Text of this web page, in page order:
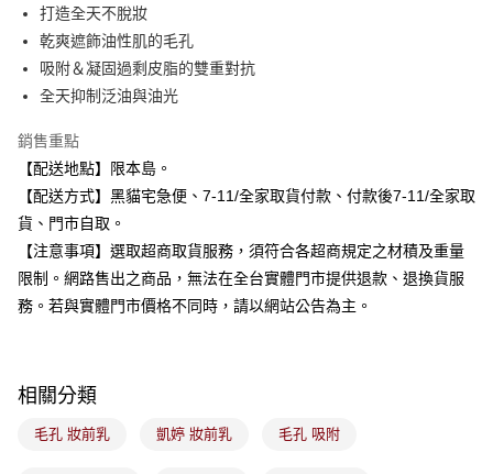
上海商業儲蓄銀行
國泰世華商業銀行
臺灣中小企業銀行
匯豐（台灣）商業銀行
聯邦商業銀行
元大商業銀行
台新國際商業銀行
台灣樂天信用卡公司
LINE Pay
Apple Pay
街口支付
悠遊付
Google Pay
全盈+PAY
大哥付你分期
相關說明
【大哥付你分期使用說明】
成交易。
4.訂單成立30分鐘內，如未前往確認交易或遇審核未通過，訂單將自動取
運送方式
打造全天不脫妝
乾爽遮飾油性肌的毛孔
吸附＆凝固過剩皮脂的雙重對抗
全天抑制泛油與油光
銷售重點
【配送地點】限本島。
【配送方式】黑貓宅急便、7-11/全家取貨付款、付款後7-11/全家取
貨、門市自取。
【注意事項】選取超商取貨服務，須符合各超商規定之材積及重量
限制。網路售出之商品，無法在全台實體門市提供退款、退換貨服
務。若與實體門市價格不同時，請以網站公告為主。
相關分類
毛孔 妝前乳 凱婷 妝前乳 毛孔 吸附